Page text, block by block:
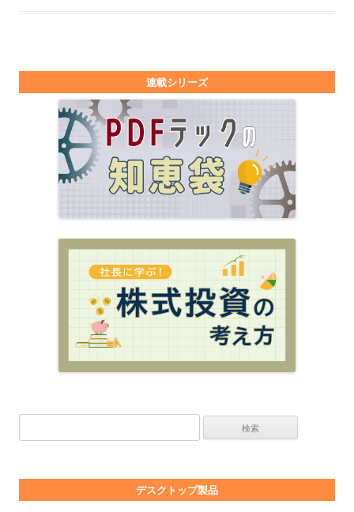
連載シリーズ
デスクトップ製品